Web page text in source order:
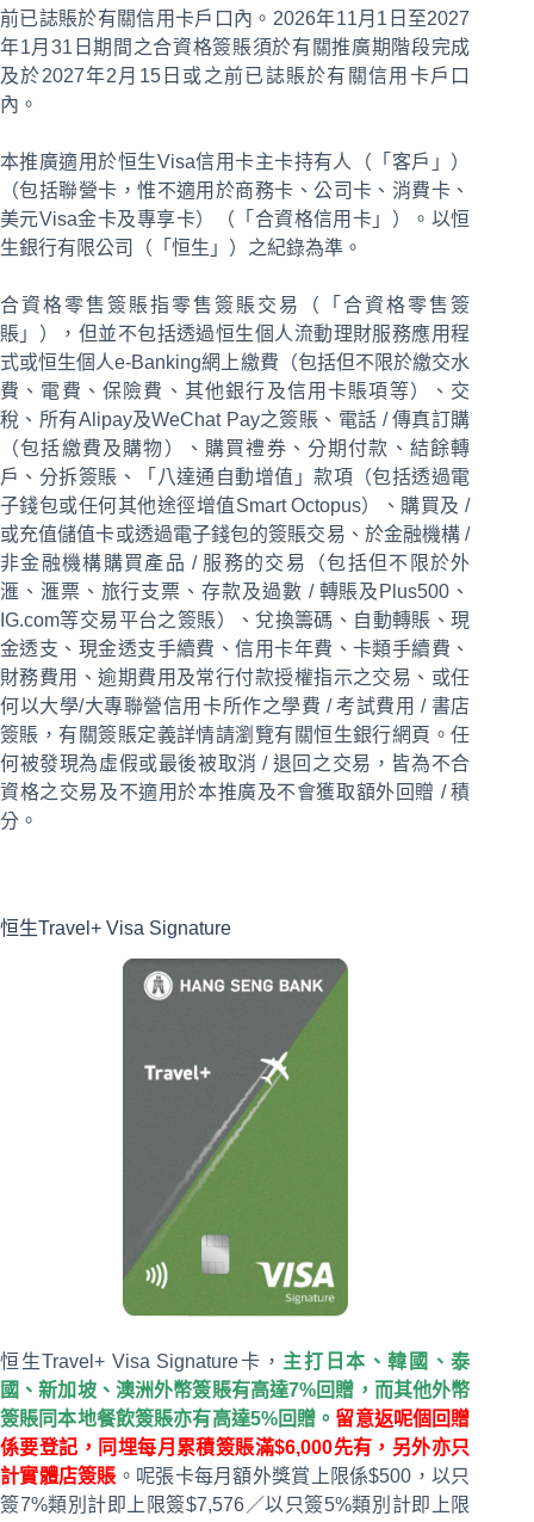
前已誌賬於有關信用卡戶口內。2026年11月1日至2027
年1月31日期間之合資格簽賬須於有關推廣期階段完成
及於2027年2月15日或之前已誌賬於有關信用卡戶口
內。
本推廣適用於恒生Visa信用卡主卡持有人（「客戶」）
（包括聯營卡，惟不適用於商務卡、公司卡、消費卡、
美元Visa金卡及專享卡）（「合資格信用卡」）。以恒
生銀行有限公司（「恒生」）之紀錄為準。
合資格零售簽賬指零售簽賬交易（「合資格零售簽
賬」），但並不包括透過恒生個人流動理財服務應用程
式或恒生個人e-Banking網上繳費（包括但不限於繳交水
費、電費、保險費、其他銀行及信用卡賬項等）、交
稅、所有Alipay及WeChat Pay之簽賬、電話 / 傳真訂購
（包括繳費及購物）、購買禮券、分期付款、結餘轉
戶、分拆簽賬、「八達通自動增值」款項（包括透過電
子錢包或任何其他途徑增值Smart Octopus）、購買及 /
或充值儲值卡或透過電子錢包的簽賬交易、於金融機構 /
非金融機構購買產品 / 服務的交易（包括但不限於外
滙、滙票、旅行支票、存款及過數 / 轉賬及Plus500、
IG.com等交易平台之簽賬）、兌換籌碼、自動轉賬、現
金透支、現金透支手續費、信用卡年費、卡類手續費、
財務費用、逾期費用及常行付款授權指示之交易、或任
何以大學/大專聯營信用卡所作之學費 / 考試費用 / 書店
簽賬，有關簽賬定義詳情請瀏覽有關恒生銀行網頁。任
何被發現為虛假或最後被取消 / 退回之交易，皆為不合
資格之交易及不適用於本推廣及不會獲取額外回贈 / 積
分。
恒生Travel+ Visa Signature
恒生Travel+ Visa Signature卡， 主打日本、韓國、泰
國、新加坡、澳洲外幣簽賬有高達7%回贈，而其他外幣
簽賬同本地餐飲簽賬亦有高達5%回贈。 留意返呢個回贈
係要登記，同埋每月累積簽賬滿$6,000先有，另外亦只
計實體店簽賬 。呢張卡每月額外獎賞上限係$500，以只
簽7%類別計即上限簽$7,576／以只簽5%類別計即上限